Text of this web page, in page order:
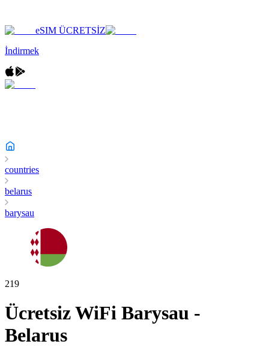
eSIM ÜCRETSİZ
İndirmek
countries
belarus
barysau
219
Ücretsiz WiFi Barysau -
Belarus